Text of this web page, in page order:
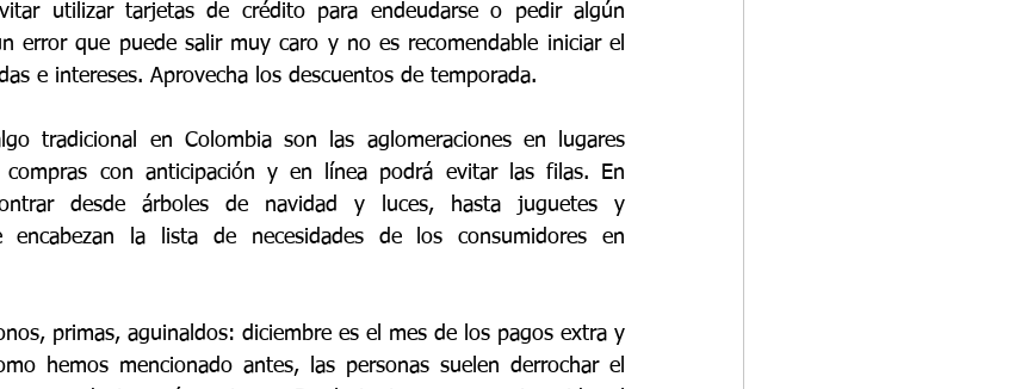
utilizar tarjetas de crédito para endeudarse o pedir algún
error que puede salir muy caro y no es recomendable iniciar el
e intereses. Aprovecha los descuentos de temporada.
tradicional en Colombia son las aglomeraciones en lugares
compras con anticipación y en línea podrá evitar las filas. En
desde árboles de navidad y luces, hasta juguetes y
encabezan la lista de necesidades de los consumidores en
primas, aguinaldos: diciembre es el mes de los pagos extra y
hemos mencionado antes, las personas suelen derrochar el